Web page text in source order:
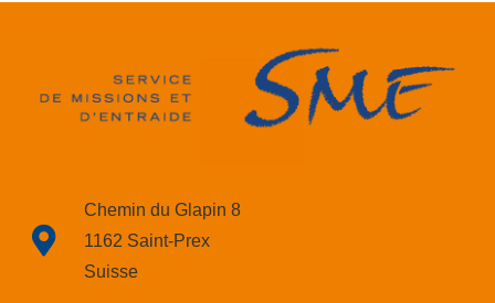
Chemin du Glapin 8
1162 Saint-Prex
Suisse